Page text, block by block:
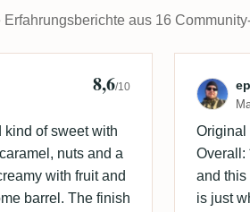
aus 16
🇩🇰 8,6/10
kind of sweet with
nuts and a
with fruit and
barrel. The finish
Original
Overall:
and this
is just